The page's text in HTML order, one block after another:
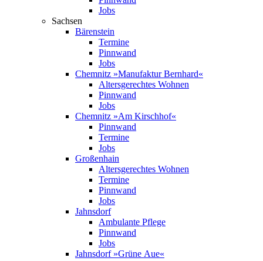
Jobs
Sachsen
Bärenstein
Termine
Pinnwand
Jobs
Chemnitz »Manufaktur Bernhard«
Altersgerechtes Wohnen
Pinnwand
Jobs
Chemnitz »Am Kirschhof«
Pinnwand
Termine
Jobs
Großenhain
Altersgerechtes Wohnen
Termine
Pinnwand
Jobs
Jahnsdorf
Ambulante Pflege
Pinnwand
Jobs
Jahnsdorf »Grüne Aue«